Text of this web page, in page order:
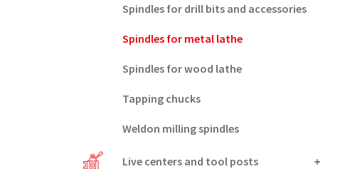
Spindles for drill bits and accessories
Spindles for metal lathe
Spindles for wood lathe
Tapping chucks
Weldon milling spindles
Live centers and tool posts